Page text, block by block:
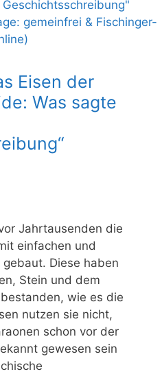
Eisen der
Was sagte
Jahrtausenden die
einfachen und
Diese haben
Stein und dem
wie es die
nutzen sie nicht,
schon vor der
gewesen sein